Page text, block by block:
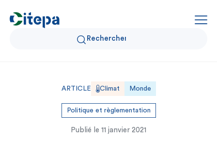
Qui sommes-nous ?
Données Air et Climat
Actualités et décryptages
ARTICLE Climat Monde
Politique et règlementation
Publié le 11 janvier 2021